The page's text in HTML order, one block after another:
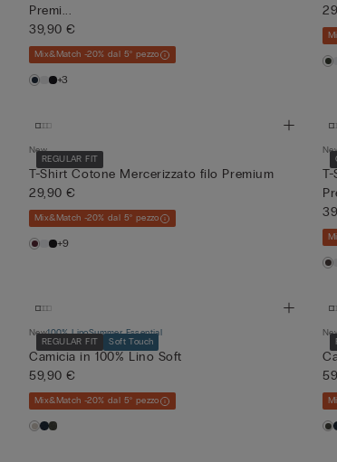
Premi...
39,90 €
Mix&Match -20% dal 5° pezzo
+3
REGULAR FIT
New
T-Shirt Cotone Mercerizzato filo Premium
29,90 €
Mix&Match -20% dal 5° pezzo
+9
REGULAR FIT Soft Touch
New100% LinoSummer Essential
Camicia in 100% Lino Soft
59,90 €
Mix&Match -20% dal 5° pezzo